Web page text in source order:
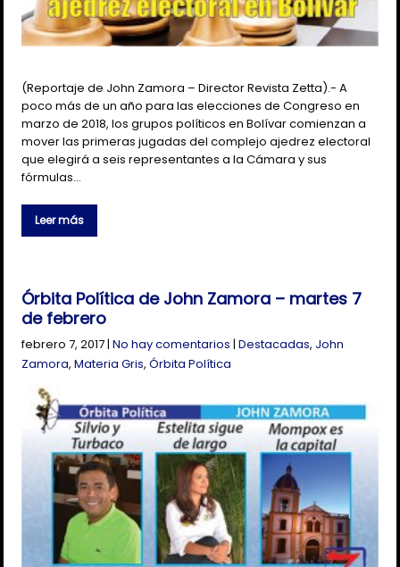
(Reportaje de John Zamora – Director Revista Zetta).- A
poco más de un año para las elecciones de Congreso en
marzo de 2018, los grupos políticos en Bolívar comienzan a
mover las primeras jugadas del complejo ajedrez electoral
que elegirá a seis representantes a la Cámara y sus
fórmulas…
Leer más
Órbita Política de John Zamora – martes 7
de febrero
febrero 7, 2017|No hay comentarios |Destacadas, John
Zamora,Materia Gris,Órbita Política